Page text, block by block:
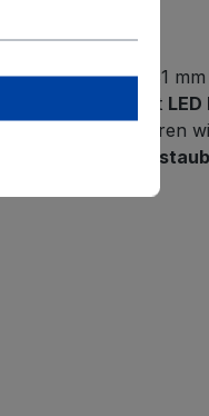
Abmessungen 81
mit
Leuchten garantieren